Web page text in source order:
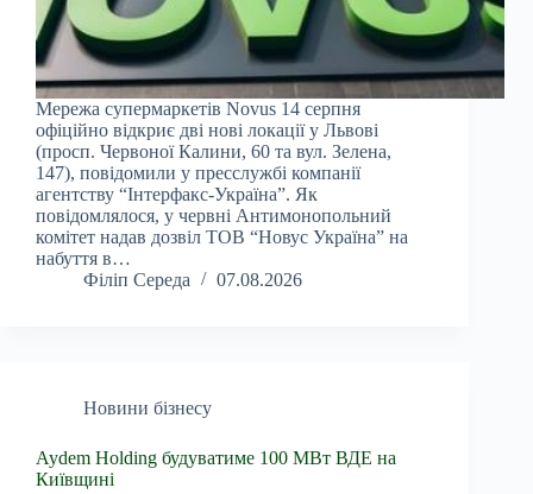
Мережа супермаркетів Novus 14 серпня
офіційно відкриє дві нові локації у Львові
(просп. Червоної Калини, 60 та вул. Зелена,
147), повідомили у пресслужбі компанії
агентству “Інтерфакс-Україна”. Як
повідомлялося, у червні Антимонопольний
комітет надав дозвіл ТОВ “Новус Україна” на
набуття в…
Філіп Середа
07.08.2026
Новини бізнесу
Aydem Holding будуватиме 100 МВт ВДЕ на
Київщині